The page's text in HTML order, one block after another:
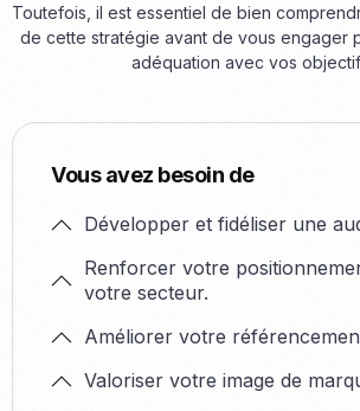
Toutefois, il est essentiel de bien
de cette stratégie avant de vous engager
adéquation avec vos
Vous avez besoin de
Développer et fidéliser une
Renforcer votre
votre secteur.
Améliorer votre
Valoriser votre image de